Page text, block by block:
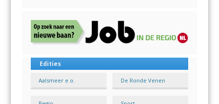
Edities
Aalsmeer e.o. De Ronde Venen